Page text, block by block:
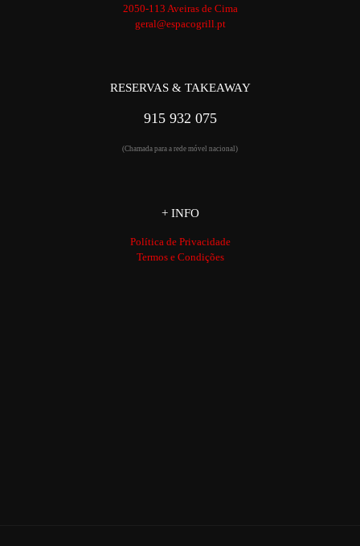
2050-113 Aveiras de Cima
geral@espacogrill.pt
RESERVAS & TAKEAWAY
915 932 075
(Chamada para a rede móvel nacional)
+ INFO
Política de Privacidade
Termos e Condições